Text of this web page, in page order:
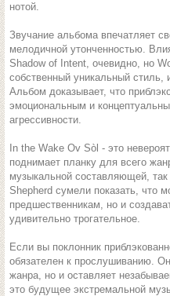
нотой.
Звучание альбома впечатляет
мелодичной утонченностью.
Shadow of Intent, очевидно, но
собственный уникальный стиль,
Альбом доказывает, что
эмоциональным и
агрессивности.
In the Wake Ov Sòl - это
поднимает планку для всего
музыкальной составляющей, так
Shepherd сумели показать, что
предшественникам, но и
удивительно трогательное.
Если вы поклонник
обязателен к прослушиванию.
жанра, но и оставляет
это будущее экстремальной